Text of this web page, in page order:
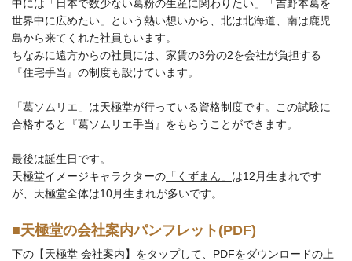
中には「日本で数少ない葛粉の生産に関わりたい」「吉野本葛を
世界中に広めたい」という熱い想いから、北は北海道、南は鹿児
島から来てくれた社員もいます。
ちなみに遠方からの社員には、家賃の3分の2を会社が負担する
『住宅手当』の制度も設けています。
「葛ソムリエ」 は天極堂が行っている資格制度です。この試験に
合格すると『葛ソムリエ手当』をもらうことができます。
最後は誕生日です。
天極堂イメージキャラクターの 「くずまん」 は12月生まれです
が、天極堂全体は10月生まれが多いです。
■天極堂の会社案内パンフレット(PDF)
下の【天極堂 会社案内】をタップして、PDFをダウンロードの上